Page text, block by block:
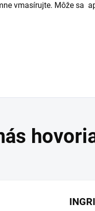
vmasírujte. Môže sa